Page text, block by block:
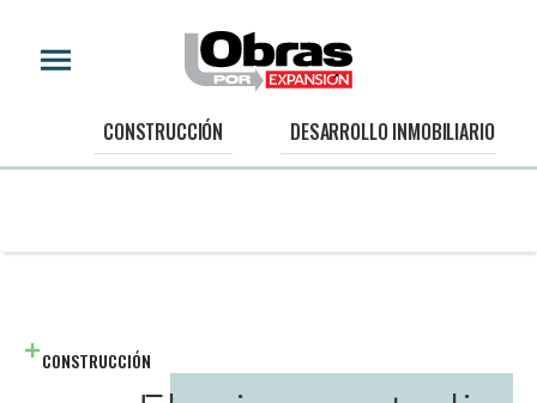
CONSTRUCCIÓN DESARROLLO INMOBILIARIO
CONSTRUCCIÓN